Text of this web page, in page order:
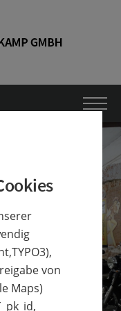
von
Maps)